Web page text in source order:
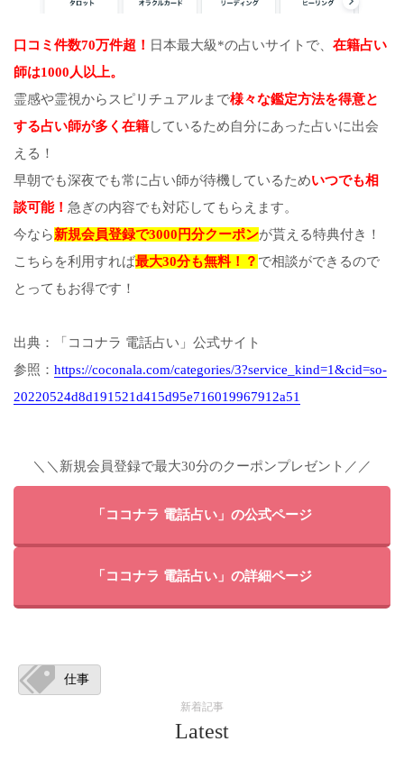
口コミ件数70万件超！ 日本最大級*の占いサイトで、 在籍占い
師は1000人以上。
霊感や霊視からスピリチュアルまで様々な鑑定方法を得意と
する占い師が多く在籍しているため自分にあった占いに出会
える！
早朝でも深夜でも常に占い師が待機しているためいつでも相
談可能！ 急ぎの内容でも対応してもらえます。
今なら新規会員登録で3000円分クーポンが貰える特典付き！
こちらを利用すれば最大30分も無料！？ で相談ができるので
とってもお得です！
出典：「ココナラ 電話占い」公式サイト
参照： https://coconala.com/categories/3?service_kind=1&cid=so-
20220524d8d191521d415d95e716019967912a51
＼＼新規会員登録で最大30分のクーポンプレゼント／／
「ココナラ 電話占い」の公式ページ
「ココナラ 電話占い」の詳細ページ
仕事
新着記事
Latest